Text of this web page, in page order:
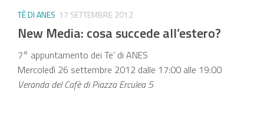
TÈ DI ANES 17 SETTEMBRE 2012
New Media: cosa succede all’estero?
7° appuntamento dei Te’ di ANES
Mercoledì 26 settembre 2012 dalle 17:00 alle 19:00
Veranda del Cafè di Piazza Erculea 5